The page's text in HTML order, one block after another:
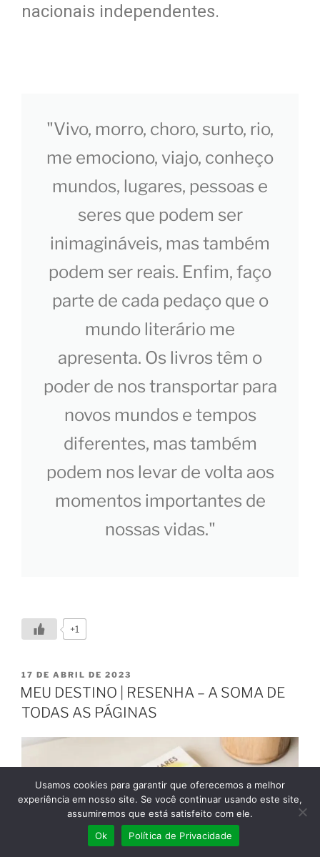
nacionais independentes.
"Vivo, morro, choro, surto, rio,
me emociono, viajo, conheço
mundos, lugares, pessoas e
seres que podem ser
inimagináveis, mas também
podem ser reais. Enfim, faço
parte de cada pedaço que o
mundo literário me
apresenta. Os livros têm o
poder de nos transportar para
novos mundos e tempos
diferentes, mas também
podem nos levar de volta aos
momentos importantes de
nossas vidas."
+1
17 DE ABRIL DE 2023
MEU DESTINO | RESENHA – A SOMA DE
TODAS AS PÁGINAS
Usamos cookies para garantir que oferecemos a melhor
experiência em nosso site. Se você continuar usando este site,
assumiremos que está satisfeito com ele.
Ok
Política de Privacidade